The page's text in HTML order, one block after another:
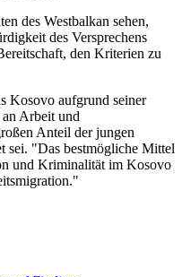
des Westbalkan sehen,
des Versprechens
den Kriterien zu
Kosovo aufgrund seiner
Arbeit und
Anteil der jungen
sei. "Das bestmögliche Mittel
und Kriminalität im Kosovo